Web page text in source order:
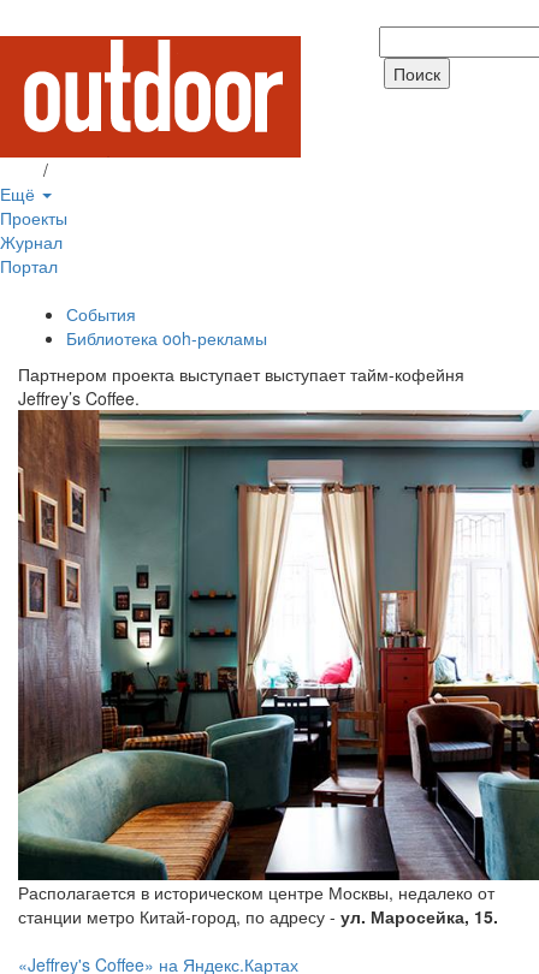
/
Ещё
Проекты
Журнал
Портал
События
Библиотека ooh-рекламы
Партнером проекта выступает выступает тайм-кофейня
Jeffrey’s Coffee.
Располагается в историческом центре Москвы, недалеко от
станции метро Китай-город, по адресу - ул. Маросейка, 15.
«Jeffrey's Coffee» на Яндекс.Картах